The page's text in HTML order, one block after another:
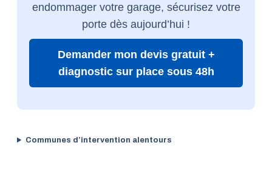
endommager votre garage, sécurisez votre
porte dès aujourd’hui !
Demander mon devis gratuit +
diagnostic sur place sous 48h
Communes d’intervention alentours